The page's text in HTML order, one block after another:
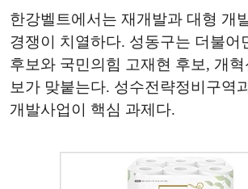
한강벨트에서는 재개발과 대형 개
경쟁이 치열하다. 성동구는 더불어
후보와 국민의힘 고재현 후보, 개
보가 맞붙는다. 성수전략정비구역
개발사업이 핵심 과제다.